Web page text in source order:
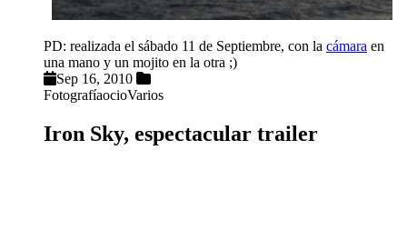
PD: realizada el sábado 11 de Septiembre, con la cámara en
una mano y un mojito en la otra ;)
Sep 16, 2010
FotografíaocioVarios
Iron Sky, espectacular trailer